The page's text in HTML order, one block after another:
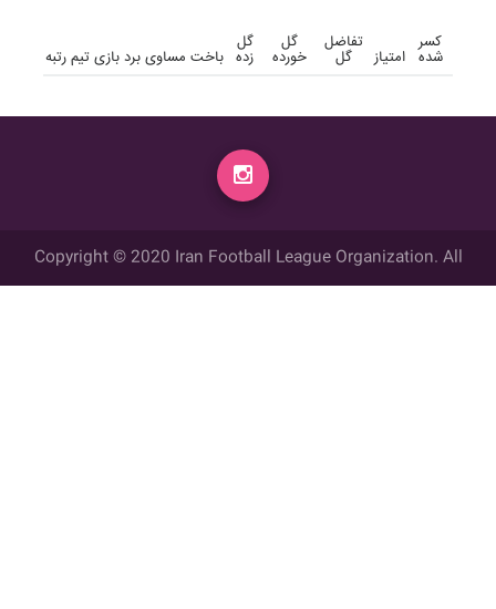
رتبه تیم بازی برد مساوی باخت
گل
زده
گل
خورده
تفاضل
گل امتیاز
کسر
شده
Copyright © 2020 Iran Football League Organization. All